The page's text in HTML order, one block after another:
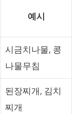
예시
시금치나물, 콩
나물무침
된장찌개, 김치
찌개